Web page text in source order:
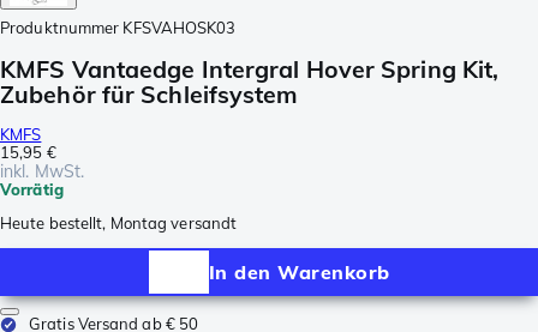
Produktnummer KFSVAHOSK03
KMFS Vantaedge Intergral Hover Spring Kit,
Zubehör für Schleifsystem
KMFS
15,95 €
inkl. MwSt.
Vorrätig
Heute bestellt, Montag versandt
In den Warenkorb
Gratis Versand ab € 50